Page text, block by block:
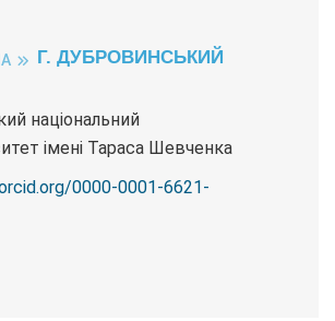
Г. ДУБРОВИНСЬКИЙ
національний
імені Тараса Шевченка
0000-0001-6621-